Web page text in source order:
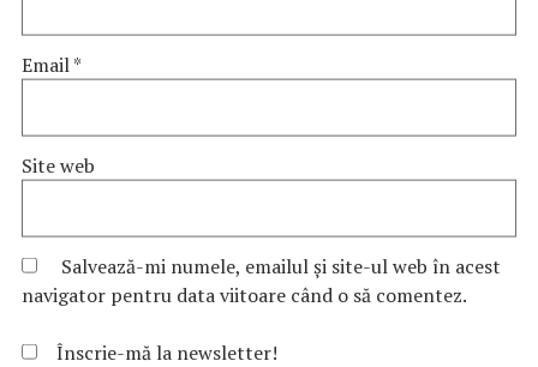
Email*
Site web
Salvează-mi numele, emailul și site-ul web în acest
navigator pentru data viitoare când o să comentez.
Înscrie-mă la newsletter!